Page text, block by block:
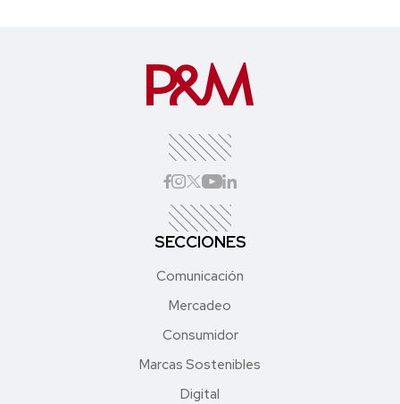
SECCIONES
Comunicación
Mercadeo
Consumidor
Marcas Sostenibles
Digital